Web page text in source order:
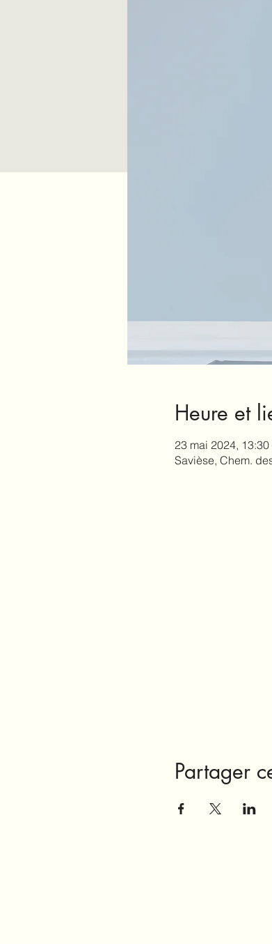
Heure et
23 mai 2024, 13:30
Savièse, Chem.
Partager